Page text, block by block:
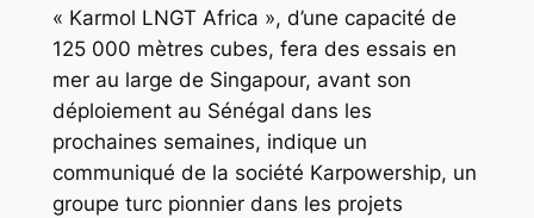
« Karmol LNGT Africa », d’une capacité de
125 000 mètres cubes, fera des essais en
mer au large de Singapour, avant son
déploiement au Sénégal dans les
prochaines semaines, indique un
communiqué de la société Karpowership, un
groupe turc pionnier dans les projets